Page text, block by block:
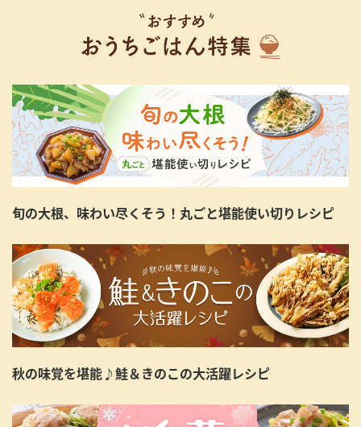
旬の大根、味わい尽くそう！丸ごと堪能使い切りレシピ
秋の味覚を堪能♪鮭＆きのこの大活躍レシピ